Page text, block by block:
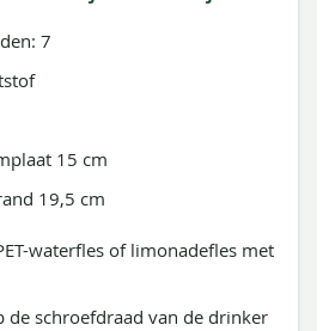
7
15 cm
19,5 cm
waterfles of limonadefles met
de schroefdraad van de drinker